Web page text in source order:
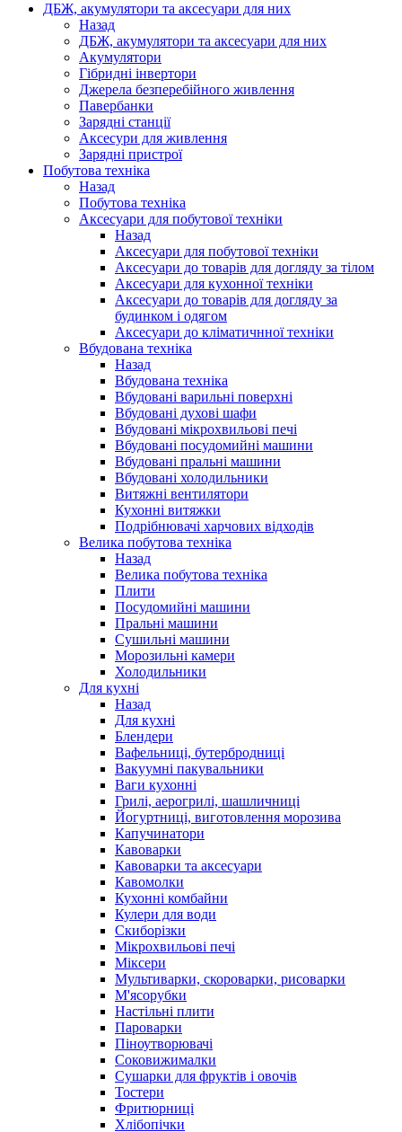
ДБЖ, акумулятори та аксесуари для них
Назад
ДБЖ, акумулятори та аксесуари для них
Акумулятори
Гібридні інвертори
Джерела безперебійного живлення
Павербанки
Зарядні станції
Аксесури для живлення
Зарядні пристрої
Побутова техніка
Назад
Побутова техніка
Аксесуари для побутової техніки
Назад
Аксесуари для побутової техніки
Аксесуари до товарів для догляду за тілом
Аксесуари для кухонної техніки
Аксесуари до товарів для догляду за
будинком і одягом
Аксесуари до кліматичнної техніки
Вбудована техніка
Назад
Вбудована техніка
Вбудовані варильні поверхні
Вбудовані духові шафи
Вбудовані мікрохвильові печі
Вбудовані посудомийні машини
Вбудовані пральні машини
Вбудовані холодильники
Витяжні вентилятори
Кухонні витяжки
Подрібнювачі харчових відходів
Велика побутова техніка
Назад
Велика побутова техніка
Плити
Посудомийні машини
Пральні машини
Сушильні машини
Морозильні камери
Холодильники
Для кухні
Назад
Для кухні
Блендери
Вафельниці, бутербродниці
Вакуумні пакувальники
Ваги кухонні
Грилі, аерогрилі, шашличниці
Йогуртниці, виготовлення морозива
Капучинатори
Кавоварки
Кавоварки та аксесуари
Кавомолки
Кухонні комбайни
Кулери для води
Скиборізки
Мікрохвильові печі
Міксери
Мультиварки, скороварки, рисоварки
М'ясорубки
Настільні плити
Пароварки
Піноутворювачі
Соковижималки
Сушарки для фруктів і овочів
Тостери
Фритюрниці
Хлібопічки